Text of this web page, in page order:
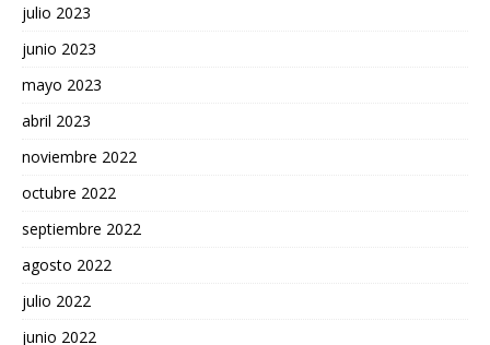
julio 2023
junio 2023
mayo 2023
abril 2023
noviembre 2022
octubre 2022
septiembre 2022
agosto 2022
julio 2022
junio 2022